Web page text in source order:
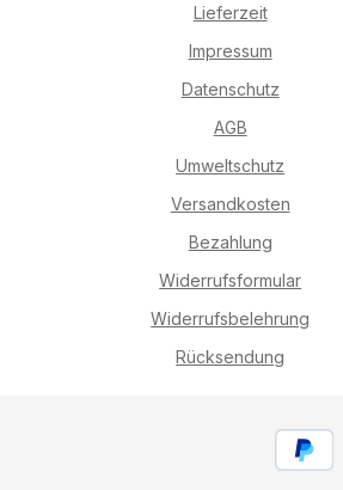
Lieferzeit
Impressum
Datenschutz
AGB
Umweltschutz
Versandkosten
Bezahlung
Widerrufsformular
Widerrufsbelehrung
Rücksendung